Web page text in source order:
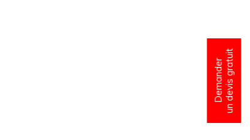
Demanderun devis gratuit